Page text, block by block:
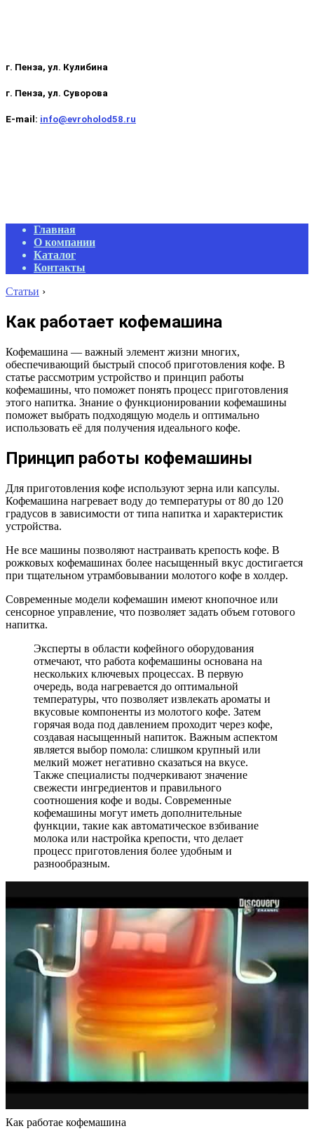
г. Пенза, ул. Кулибина
г. Пенза, ул. Суворова
E-mail: info@evroholod58.ru
Primary
Navigation
Menu
Главная
О компании
Каталог
Контакты
Статьи ›
Как работает кофемашина
Кофемашина — важный элемент жизни многих,
обеспечивающий быстрый способ приготовления кофе. В
статье рассмотрим устройство и принцип работы
кофемашины, что поможет понять процесс приготовления
этого напитка. Знание о функционировании кофемашины
поможет выбрать подходящую модель и оптимально
использовать её для получения идеального кофе.
Принцип работы кофемашины
Для приготовления кофе используют зерна или капсулы.
Кофемашина нагревает воду до температуры от 80 до 120
градусов в зависимости от типа напитка и характеристик
устройства.
Не все машины позволяют настраивать крепость кофе. В
рожковых кофемашинах более насыщенный вкус достигается
при тщательном утрамбовывании молотого кофе в холдер.
Современные модели кофемашин имеют кнопочное или
сенсорное управление, что позволяет задать объем готового
напитка.
Эксперты в области кофейного оборудования
отмечают, что работа кофемашины основана на
нескольких ключевых процессах. В первую
очередь, вода нагревается до оптимальной
температуры, что позволяет извлекать ароматы и
вкусовые компоненты из молотого кофе. Затем
горячая вода под давлением проходит через кофе,
создавая насыщенный напиток. Важным аспектом
является выбор помола: слишком крупный или
мелкий может негативно сказаться на вкусе.
Также специалисты подчеркивают значение
свежести ингредиентов и правильного
соотношения кофе и воды. Современные
кофемашины могут иметь дополнительные
функции, такие как автоматическое взбивание
молока или настройка крепости, что делает
процесс приготовления более удобным и
разнообразным.
Как работае кофемашина